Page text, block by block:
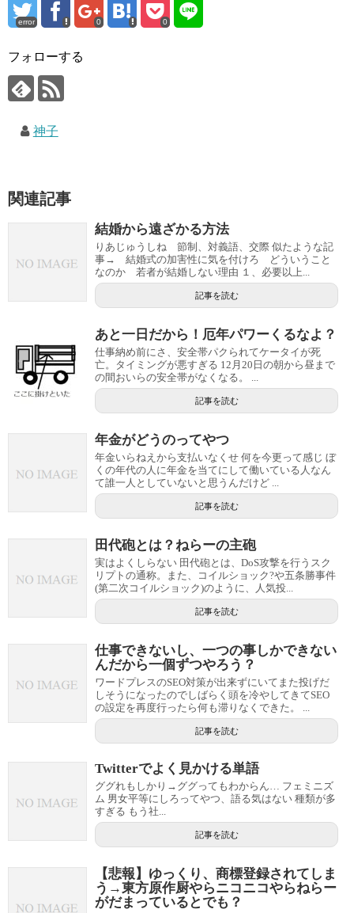
error 0 0
フォローする
神子
関連記事
結婚から遠ざかる方法
りあじゅうしね 節制、対義語、交際 似たような記
事→ 結婚式の加害性に気を付けろ どういうこと
なのか 若者が結婚しない理由 １、必要以上...
記事を読む
あと一日だから！厄年パワーくるなよ？
仕事納め前にさ、安全帯パクられてケータイが死
亡。タイミングが悪すぎる 12月20日の朝から昼まで
の間おいらの安全帯がなくなる。 ...
記事を読む
年金がどうのってやつ
年金いらねえから支払いなくせ 何を今更って感じ ぼ
くの年代の人に年金を当てにして働いている人なん
て誰一人としていないと思うんだけど ...
記事を読む
田代砲とは？ねらーの主砲
実はよくしらない 田代砲とは、DoS攻撃を行うスク
リプトの通称。また、コイルショック?や五条勝事件
(第二次コイルショック)のように、人気投...
記事を読む
仕事できないし、一つの事しかできない
んだから一個ずつやろう？
ワードプレスのSEO対策が出来ずにいてまた投げだ
しそうになったのでしばらく頭を冷やしてきてSEO
の設定を再度行ったら何も滞りなくできた。 ...
記事を読む
Twitterでよく見かける単語
ググれもしかり→ググってもわからん… フェミニズ
ム 男女平等にしろってやつ、語る気はない 種類が多
すぎる もう社...
記事を読む
【悲報】ゆっくり、商標登録されてしま
う→東方原作厨やらニコニコやらねらー
がだまっているとでも？